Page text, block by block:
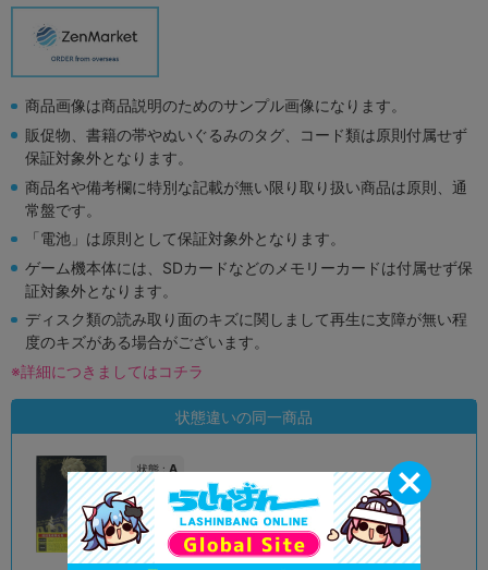
商品画像は商品説明のためのサンプル画像になります。
販促物、書籍の帯やぬいぐるみのタグ、コード類は原則付属せず
保証対象外となります。
商品名や備考欄に特別な記載が無い限り取り扱い商品は原則、通
常盤です。
「電池」は原則として保証対象外となります。
ゲーム機本体には、SDカードなどのメモリーカードは付属せず保
証対象外となります。
ディスク類の読み取り面のキズに関しまして再生に支障が無い程
度のキズがある場合がございます。
※詳細につきましてはコチラ
状態違いの同一商品
状態 : A
オンライン